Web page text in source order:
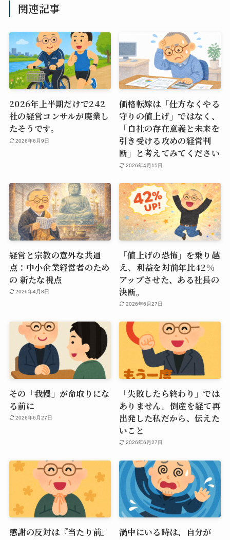
関連記事
2026年上半期だけで242
社の経営コンサルが廃業し
たそうです。
2026年6月9日
価格転嫁は「仕方なくやる
守りの値上げ」ではなく、
「自社の存在意義と未来を
引き受ける攻めの経営判
断」と考えてみてください
2026年4月15日
経営と宗教の意外な共通
点：中小企業経営者のため
の 新たな視点
2026年4月8日
「値上げの恐怖」を乗り越
え、利益を対前年比42%
アップさせた、ある社長の
決断。
2026年6月27日
その「我慢」が命取りにな
る前に
2026年6月27日
「失敗したら終わり」では
ありません。倒産を経て再
出発した私だから、伝えた
いこと
2026年6月27日
感謝の反対は『当たり前』
渦中にいる時は、自分が